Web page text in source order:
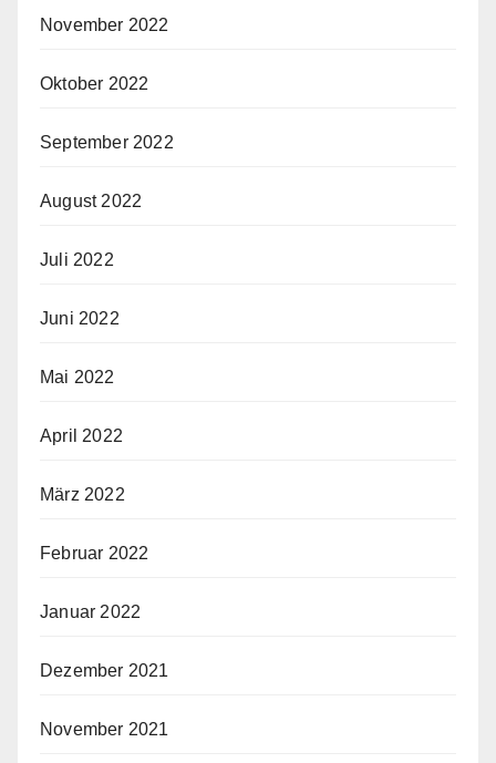
November 2022
Oktober 2022
September 2022
August 2022
Juli 2022
Juni 2022
Mai 2022
April 2022
März 2022
Februar 2022
Januar 2022
Dezember 2021
November 2021